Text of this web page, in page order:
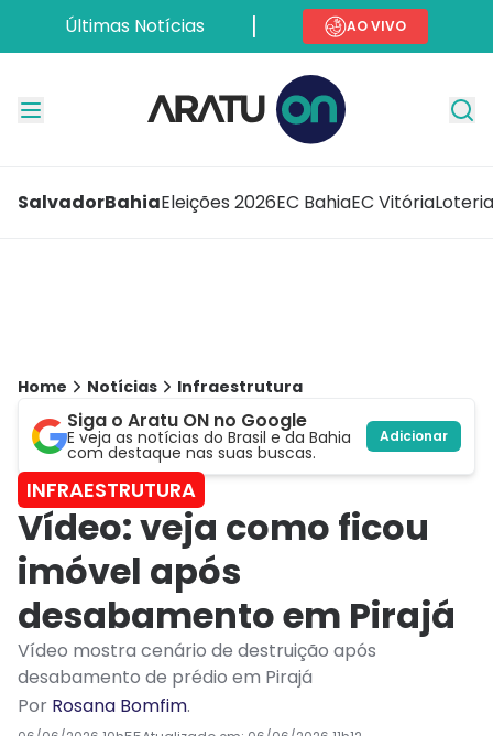
Últimas Notícias AO VIVO
SalvadorBahiaEleições 2026EC BahiaEC Vitória
Home Notícias Infraestrutura
Siga o Aratu ON no Google
E veja as notícias do Brasil e da Bahia
com destaque nas suas buscas.
Adicionar
INFRAESTRUTURA
Vídeo: veja como ficou
imóvel após
desabamento em Pirajá
Vídeo mostra cenário de destruição após
desabamento de prédio em Pirajá
Por Rosana Bomfim.